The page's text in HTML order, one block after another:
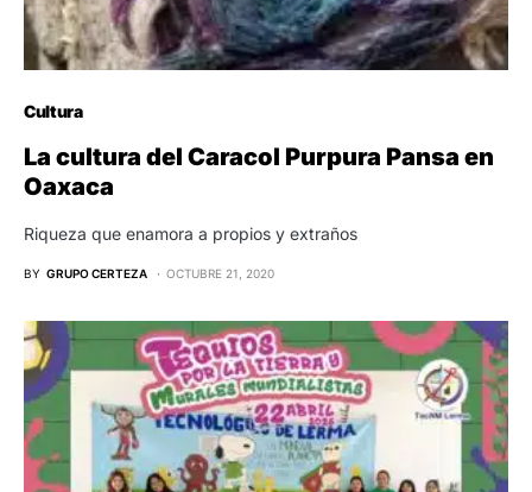
Cultura
La cultura del Caracol Purpura Pansa en
Oaxaca
Riqueza que enamora a propios y extraños
BY GRUPO CERTEZA OCTUBRE 21, 2020